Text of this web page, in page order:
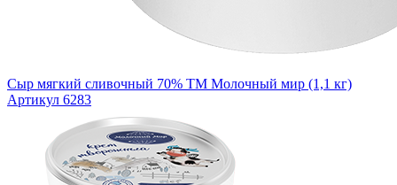
Сыр мягкий сливочный 70% ТМ Молочный мир (1,1 кг)
Артикул 6283